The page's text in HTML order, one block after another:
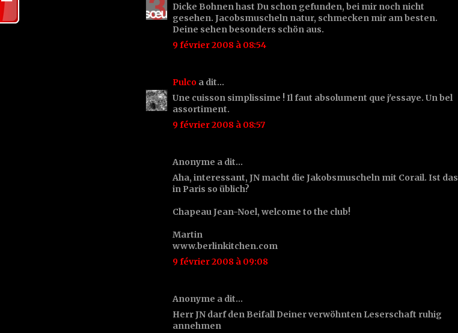
Dicke Bohnen hast Du schon gefunden, bei mir noch nicht
gesehen. Jacobsmuscheln natur, schmecken mir am besten.
Deine sehen besonders schön aus.
9 février 2008 à 08:54
Pulco a dit…
Une cuisson simplissime ! Il faut absolument que j'essaye. Un bel
assortiment.
9 février 2008 à 08:57
Anonyme a dit…
Aha, interessant, JN macht die Jakobsmuscheln mit Corail. Ist das
in Paris so üblich?
Chapeau Jean-Noel, welcome to the club!
Martin
www.berlinkitchen.com
9 février 2008 à 09:08
Anonyme a dit…
Herr JN darf den Beifall Deiner verwöhnten Leserschaft ruhig
annehmen